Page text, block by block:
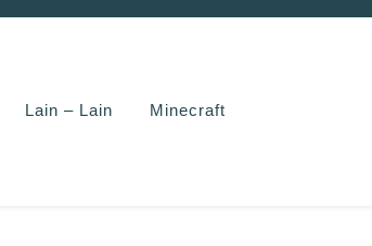
Lain – Lain Minecraft